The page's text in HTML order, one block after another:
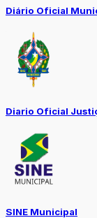
Diário Oficial
Diario Oficial
SINE Municipal